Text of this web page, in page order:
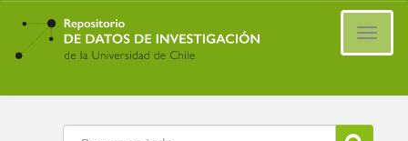
Ir
contenido
principal
Buscar